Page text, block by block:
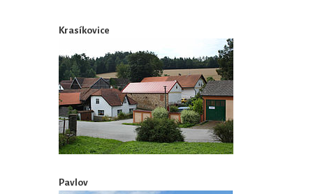
Krasíkovice
Pavlov